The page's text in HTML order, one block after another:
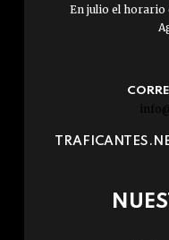
En julio el horario